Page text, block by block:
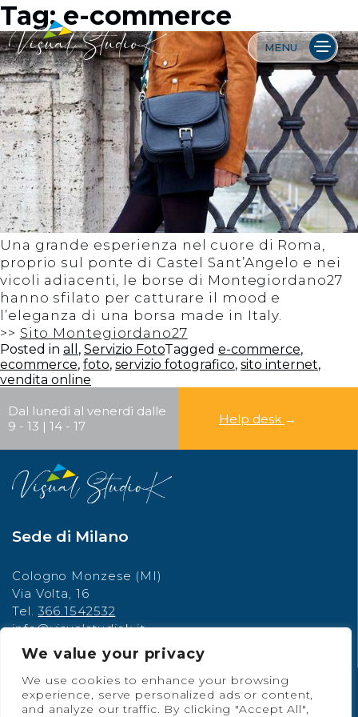
We value your privacy
We use cookies to enhance your browsing
experience, serve personalized ads or content,
and analyze our traffic. By clicking "Accept All",
Skip
to
content
Web Agency a Milano – Progettazione siti
internet
Siti internet, Servizi foto, video e web contents
MENU
Cerca
CERCA
Tag:e-commerce
Una grande esperienza nel cuore di Roma,
proprio sul ponte di Castel Sant’Angelo e nei
vicoli adiacenti, le borse di Montegiordano27
hanno sfilato per catturare il mood e
l’eleganza di una borsa made in Italy.
>> Sito Montegiordano27
Posted in all , Servizio FotoTagged e-commerce,
ecommerce, foto, servizio fotografico, sito internet,
vendita online
Dal lunedì al venerdì dalle
9 - 13 | 14 - 17
Help desk →
Sede di Milano
Cologno Monzese (MI)
Via Volta, 16
Tel. 366.1542532
info@visualstudiok.it
Partita IVA: 12210420969
Social Network